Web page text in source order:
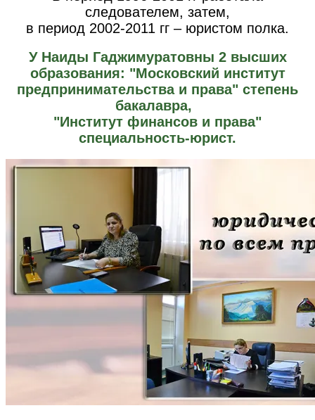
следователем, затем,
в период 2002-2011 гг – юристом полка.
У Наиды Гаджимуратовны 2 высших
образования: "Московский институт
предпринимательства и права" степень
бакалавра,
"Институт финансов и права"
специальность-юрист.